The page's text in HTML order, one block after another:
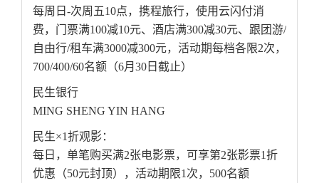
每周日-次周五10点，携程旅行，使用云闪付消
费，门票满100减10元、酒店满300减30元、跟团游/
自由行/租车满3000减300元，活动期每档各限2次，
700/400/60名额（6月30日截止）
民生银行
MING SHENG YIN HANG
民生×1折观影：
每日，单笔购买满2张电影票，可享第2张影票1折
优惠（50元封顶），活动期限1次，500名额